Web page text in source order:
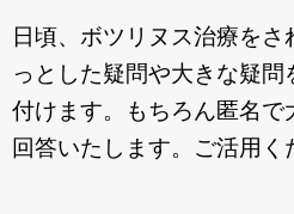
会員ページ
日頃、ボツリヌス治療をさ
っとした疑問や大きな疑
付けます。もちろん匿名で
回答いたします。 ご活用く